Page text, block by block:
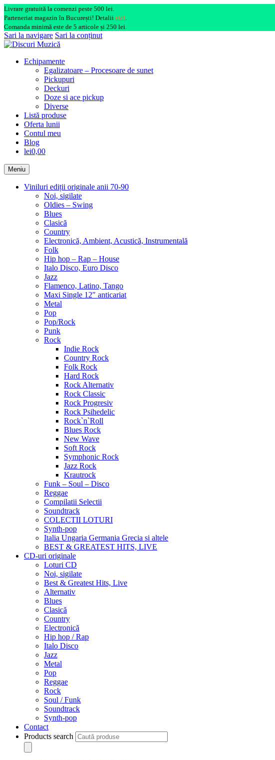
Livrare gratuită la comenzi peste 500 lei.
Parteneriat magazin în București! Detalii aici.
Comanda minimă este de 5 articole și 250 lei.
Sari la navigare Sari la conținut
Echipamente
Egalizatoare – Procesoare de sunet
Pickupuri
Deckuri
Doze si ace pickup
Diverse
Listă produse
Oferta lunii
Contul meu
Blog
lei0,00
Meniu
Viniluri ediții originale anii 70-90
Noi, sigilate
Oldies – Swing
Blues
Clasică
Country
Electronică, Ambient, Acustică, Instrumentală
Folk
Hip hop – Rap – House
Italo Disco, Euro Disco
Jazz
Flamenco, Latino, Tango
Maxi Single 12″ anticariat
Metal
Pop
Pop/Rock
Punk
Rock
Indie Rock
Country Rock
Folk Rock
Hard Rock
Rock Alternativ
Rock Classic
Rock Progresiv
Rock Psihedelic
Rock`n`Roll
Blues Rock
New Wave
Soft Rock
Symphonic Rock
Jazz Rock
Krautrock
Funk – Soul – Disco
Reggae
Compilatii Selectii
Soundtrack
COLECTII LOTURI
Synth-pop
Italia Ungaria Germania Grecia si altele
BEST & GREATEST HITS, LIVE
CD-uri originale
Loturi CD
Noi, sigilate
Best & Greatest Hits, Live
Alternativ
Blues
Clasică
Country
Electronică
Hip hop / Rap
Italo Disco
Jazz
Metal
Pop
Reggae
Rock
Soul / Funk
Soundtrack
Synth-pop
Contact
Products search